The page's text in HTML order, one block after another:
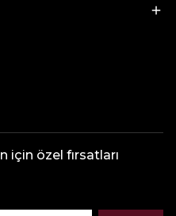
için özel fırsatları